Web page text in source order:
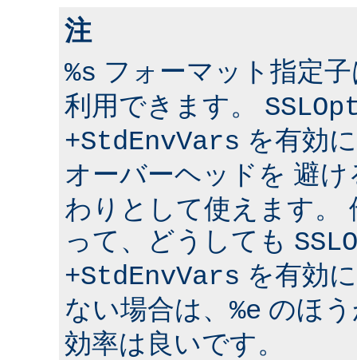
注
%s フォーマット指定
利用できます。
+StdEnvVars を有効
オーバーヘッドを 避け
わりとして使えます。
って、どうしても
+StdEnvVars を有効
ない場合は、 %e のほ
効率は良いです。